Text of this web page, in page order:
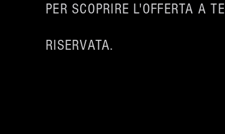
PERSCOPRIRE L'OFFERTA A TE
RISERVATA.